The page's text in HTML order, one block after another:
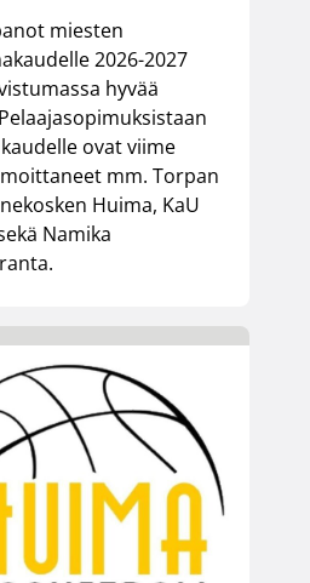
miesten
2026-2027
hyvää
ovat viime
mm. Torpan
Huima, KaU
Namika